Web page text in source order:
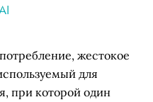
жестокое
для
при которой один